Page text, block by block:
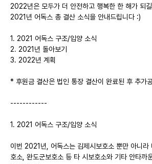
2022년은 모두가 더 안전하고 행복한 한 해가 되길
2021년 어독스 총 결산 소식을 안내드립니다 :)
1. 2021 어독스 구조/입양 소식
2. 2021년 돌아보기
3. 2022년 계획
* 후원금 결산은 법인 통장 결산이 완료된 후 추가
------------
1. 2021 어독스 구조/입양 소식
이번 2021년, 어독스는 김제시보호소 뿐만 아니라
호소, 완도군보호소 등 타 시보호소와 기타 안타까